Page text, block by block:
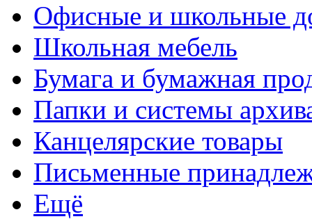
Офисные и школьные
Школьная мебель
Бумага и бумажная
Папки и системы
Канцелярские товары
Письменные
Ещё